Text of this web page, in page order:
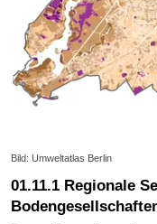
Bild: Umweltatlas Berlin
01.11.1 Regionale